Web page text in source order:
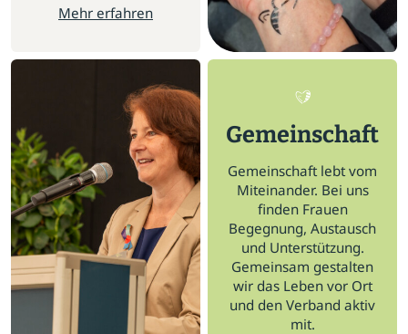
Mehr erfahren
Gemeinschaft
Gemeinschaft lebt vom
Miteinander. Bei uns
finden Frauen
Begegnung, Austausch
und Unterstützung.
Gemeinsam gestalten
wir das Leben vor Ort
und den Verband aktiv
mit.